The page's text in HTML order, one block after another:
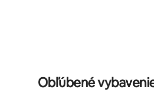
Obľúbené